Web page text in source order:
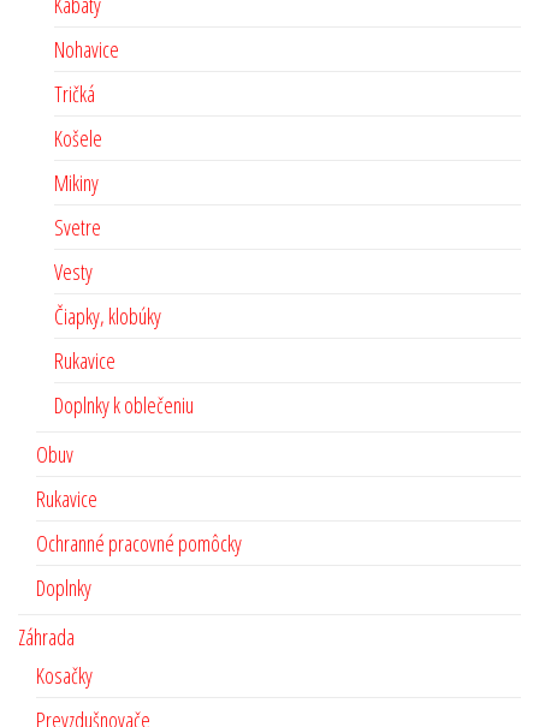
Nohavice
Tričká
Košele
Mikiny
Svetre
Vesty
Čiapky, klobúky
Rukavice
Doplnky k oblečeniu
Obuv
Rukavice
Ochranné pracovné pomôcky
Doplnky
Záhrada
Kosačky
Prevzdušnovače